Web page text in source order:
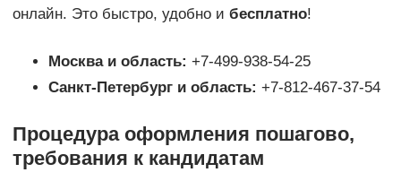
онлайн. Это быстро, удобно и бесплатно!
Москва и область: +7-499-938-54-25
Санкт-Петербург и область: +7-812-467-37-54
Процедура оформления пошагово,
требования к кандидатам